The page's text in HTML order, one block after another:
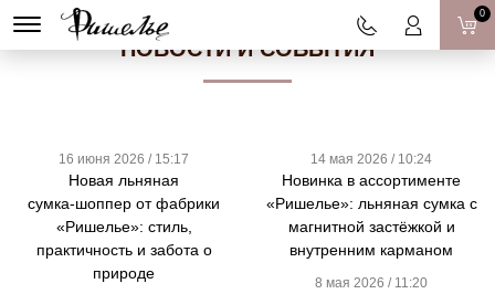
0
НОВОСТИ И СОБЫТИЯ
16 июня 2026 / 15:17
Новая льняная
сумка‑шоппер от фабрики
«Ришелье»: стиль,
практичность и забота о
природе
14 мая 2026 / 10:24
Новинка в ассортименте
«Ришелье»: льняная сумка с
магнитной застёжкой и
внутренним карманом
8 мая 2026 / 11:20